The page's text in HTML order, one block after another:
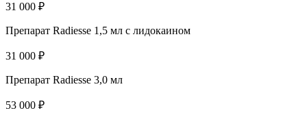
31 000 ₽
Препарат Radiesse 1,5 мл с лидокаином
31 000 ₽
Препарат Radiesse 3,0 мл
53 000 ₽